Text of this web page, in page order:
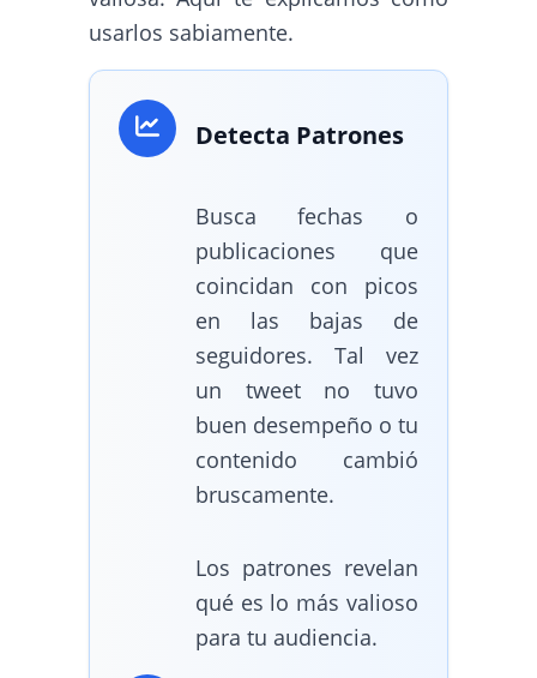
usarlos sabiamente.
Detecta Patrones
Busca fechas o
publicaciones que
coincidan con picos
en las bajas de
seguidores. Tal vez
un tweet no tuvo
buen desempeño o tu
contenido cambió
bruscamente.
Los patrones revelan
qué es lo más valioso
para tu audiencia.